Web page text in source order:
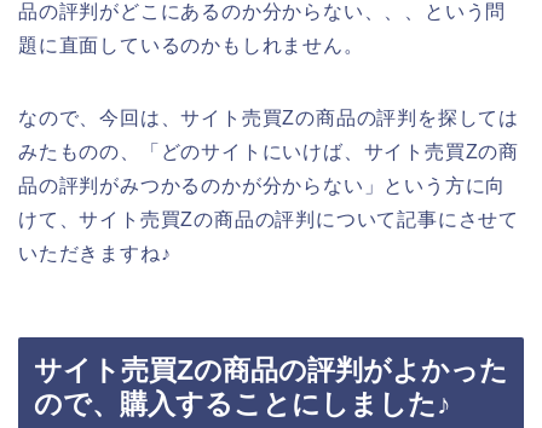
品の評判がどこにあるのか分からない、、、という問
題に直面しているのかもしれません。
なので、今回は、サイト売買Zの商品の評判を探しては
みたものの、「どのサイトにいけば、サイト売買Zの商
品の評判がみつかるのかが分からない」という方に向
けて、サイト売買Zの商品の評判について記事にさせて
いただきますね♪
サイト売買Zの商品の評判がよかった
ので、購入することにしました♪